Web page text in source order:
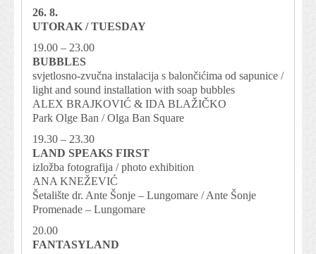
26. 8.
UTORAK / TUESDAY
19.00 – 23.00
BUBBLES
svjetlosno-zvučna instalacija s balončićima od sapunice /
light and sound installation with soap bubbles
ALEX BRAJKOVIĆ & IDA BLAŽIČKO
Park Olge Ban / Olga Ban Square
19.30 – 23.30
LAND SPEAKS FIRST
izložba fotografija / photo exhibition
ANA KNEŽEVIĆ
Šetalište dr. Ante Šonje – Lungomare / Ante Šonje
Promenade – Lungomare
20.00
FANTASYLAND